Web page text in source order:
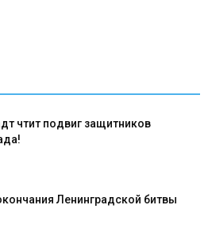
чтит подвиг защитников
Ленинградской битвы